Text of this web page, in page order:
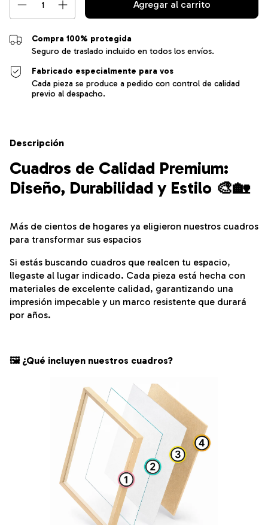
Compra 100% protegida
Seguro de traslado incluido en todos los envíos.
Fabricado especialmente para vos
Cada pieza se produce a pedido con control de calidad
previo al despacho.
Descripción
Cuadros de Calidad Premium:
Diseño, Durabilidad y Estilo 🎨🏡
Más de cientos de hogares ya eligieron nuestros cuadros
para transformar sus espacios
Si estás buscando cuadros que realcen tu espacio,
llegaste al lugar indicado. Cada pieza está hecha con
materiales de excelente calidad, garantizando una
impresión impecable y un marco resistente que durará
por años.
🖼️ ¿Qué incluyen nuestros cuadros?